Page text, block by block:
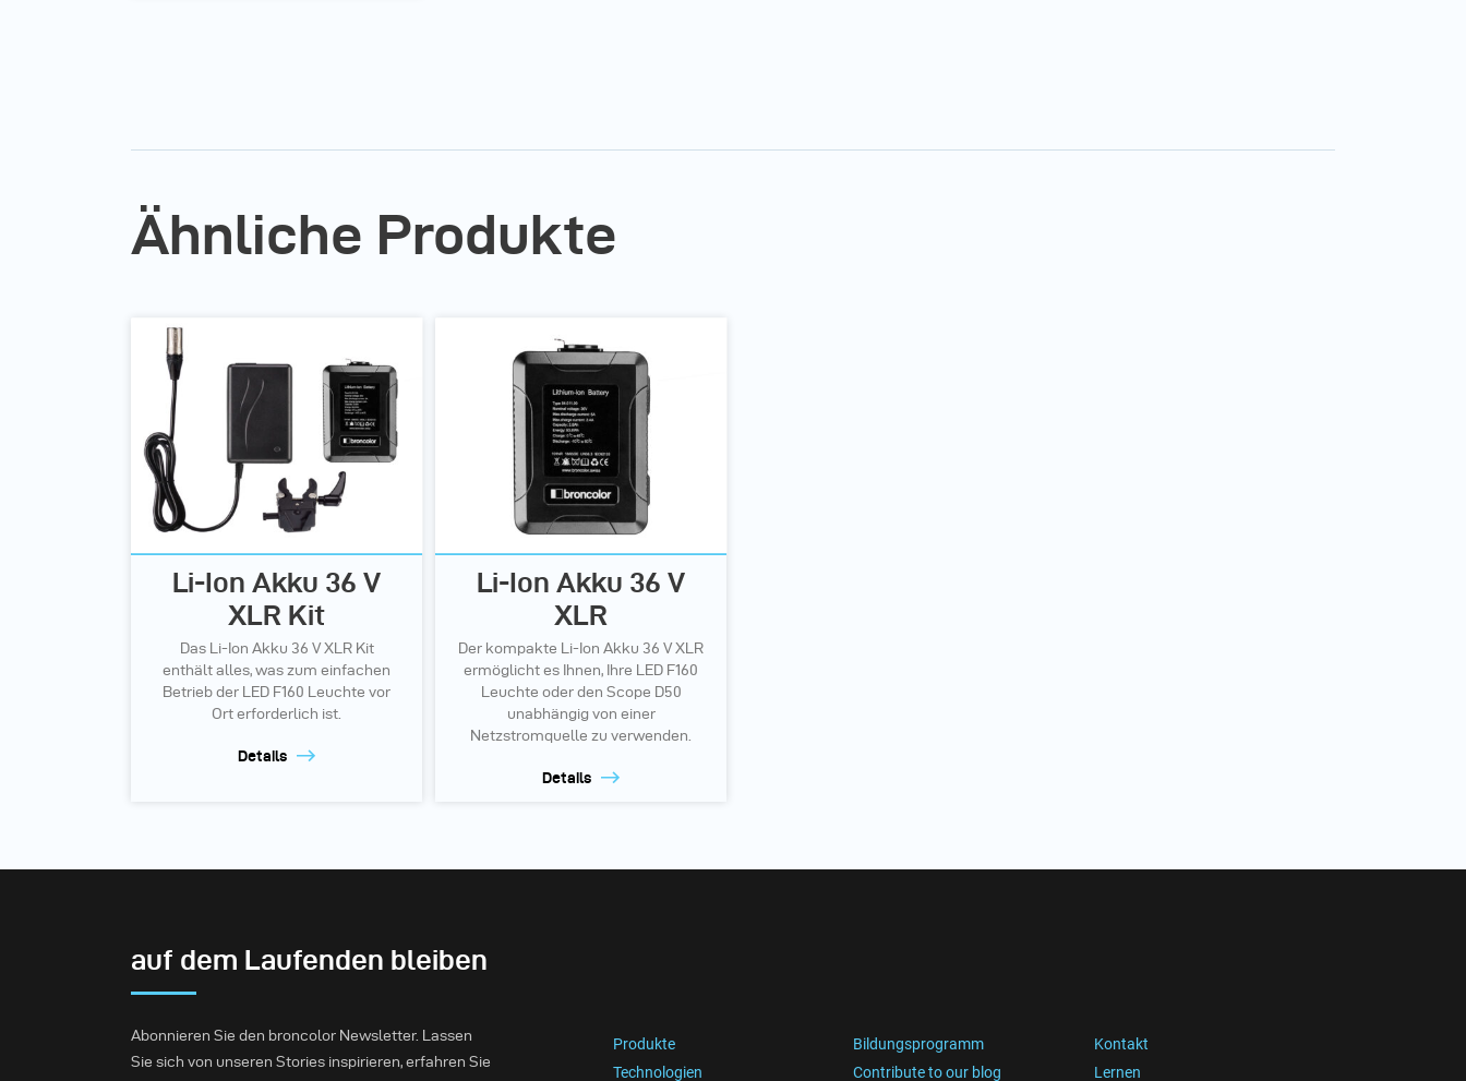
Ähnliche Produkte
Li-Ion Akku 36 V
XLR Kit
Das Li-Ion Akku 36 V XLR Kit
enthält alles, was zum einfachen
Betrieb der LED F160 Leuchte vor
Ort erforderlich ist.
Details
Li-Ion Akku 36 V
XLR
Der kompakte Li-Ion Akku 36 V XLR
ermöglicht es Ihnen, Ihre LED F160
Leuchte oder den Scope D50
unabhängig von einer
Netzstromquelle zu verwenden.
Details
auf dem Laufenden bleiben
Abonnieren Sie den broncolor Newsletter. Lassen
Sie sich von unseren Stories inspirieren, erfahren Sie
Produkte Bildungsprogramm
Kontakt
Technologien
Contribute to our blog Lernen